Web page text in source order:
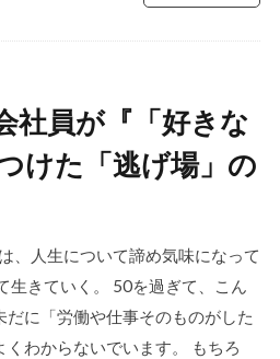
社員が『「好きな
けた「逃げ場」の
、人生について諦め気味になって
生きていく。 50を過ぎて、こん
に「労働や仕事そのものがした
わからないでいます。 もちろ